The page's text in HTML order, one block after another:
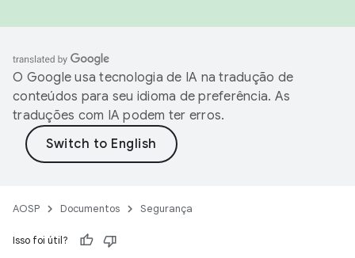
O Google usa tecnologia de IA na tradução de
conteúdos para seu idioma de preferência. As
traduções com IA podem ter erros.
AOSP Documentos Segurança
Isso foi útil?